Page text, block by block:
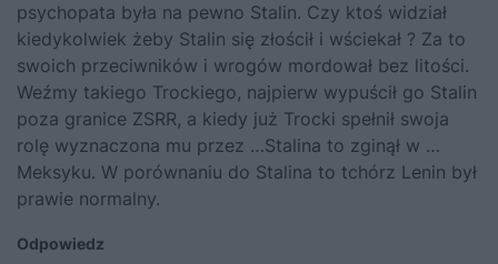
psychopata była na pewno Stalin. Czy ktoś widział
kiedykolwiek żeby Stalin się złościł i wściekał ? Za to
swoich przeciwników i wrogów mordował bez litości.
Weźmy takiego Trockiego, najpierw wypuścił go Stalin
poza granice ZSRR, a kiedy już Trocki spełnił swoja
rolę wyznaczona mu przez …Stalina to zginął w …
Meksyku. W porównaniu do Stalina to tchórz Lenin był
prawie normalny.
Odpowiedz